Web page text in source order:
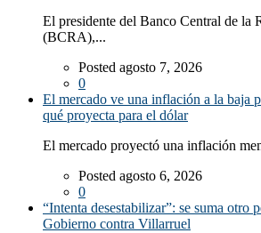
El presidente del Banco Central de la
(BCRA),...
Posted agosto 7, 2026
0
El mercado ve una inflación a la baja
qué proyecta para el dólar
El mercado proyectó una inflación
Posted agosto 6, 2026
0
“Intenta desestabilizar”: se suma otro
Gobierno contra Villarruel